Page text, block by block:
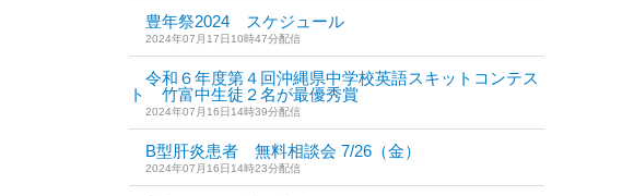
豊年祭2024 スケジュール
2024年07月17日10時47分配信
令和６年度第４回沖縄県中学校英語スキットコンテス
ト 竹富中生徒２名が最優秀賞
2024年07月16日14時39分配信
B型肝炎患者 無料相談会 7/26（金）
2024年07月16日14時23分配信